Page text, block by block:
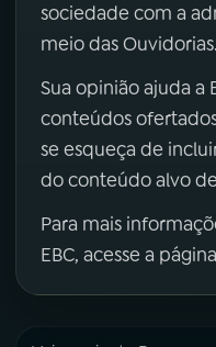
sociedade com a
meio das Ouvidorias.
Sua opinião ajuda a
conteúdos
se esqueça de
do conteúdo alvo
Para mais
EBC, acesse a